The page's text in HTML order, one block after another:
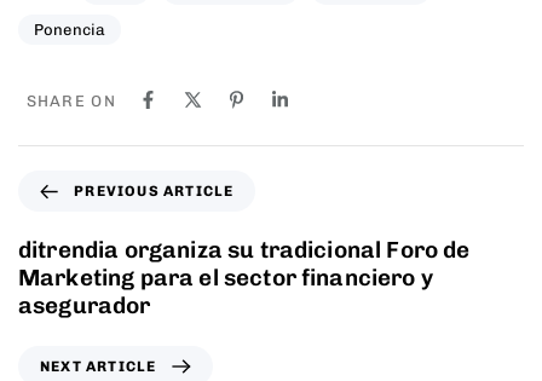
Ponencia
SHARE ON
PREVIOUS ARTICLE
ditrendia organiza su tradicional Foro de
Marketing para el sector financiero y
asegurador
NEXT ARTICLE